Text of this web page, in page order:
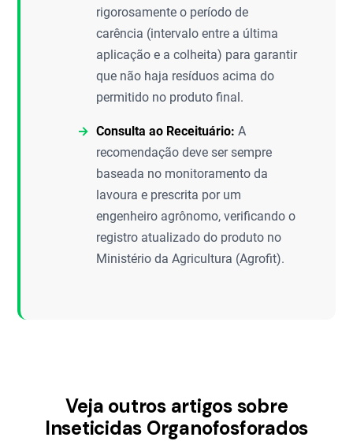
rigorosamente o período de
carência (intervalo entre a última
aplicação e a colheita) para garantir
que não haja resíduos acima do
permitido no produto final.
Consulta ao Receituário: A
recomendação deve ser sempre
baseada no monitoramento da
lavoura e prescrita por um
engenheiro agrônomo, verificando o
registro atualizado do produto no
Ministério da Agricultura (Agrofit).
Veja outros artigos sobre
Inseticidas Organofosforados